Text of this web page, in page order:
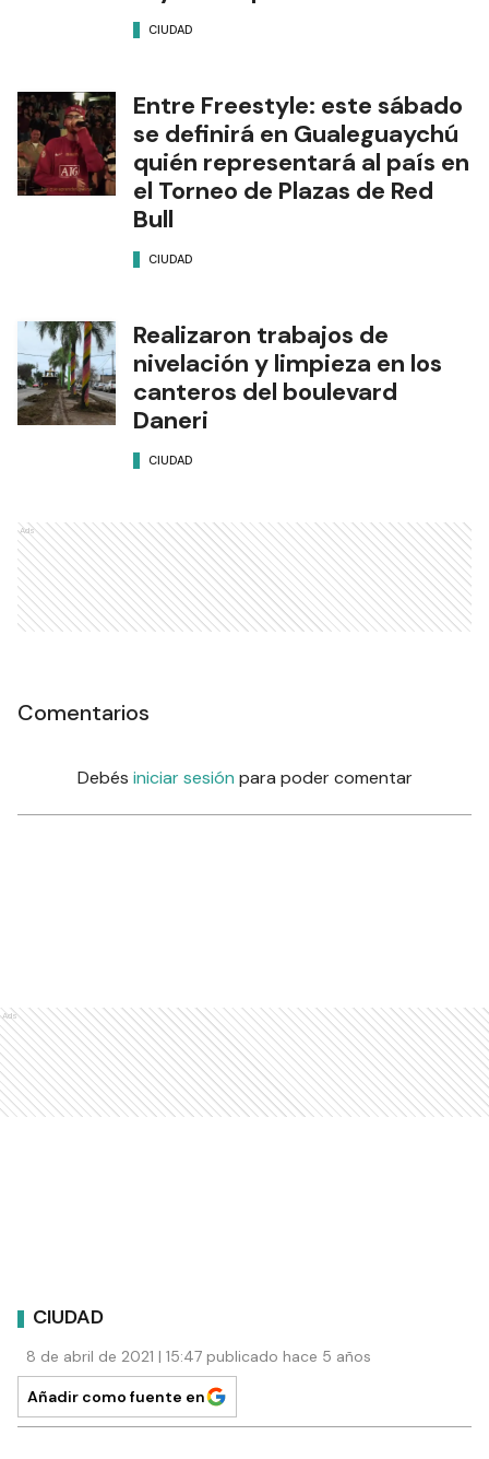
CIUDAD
Entre Freestyle: este sábado
se definirá en Gualeguaychú
quién representará al país en
el Torneo de Plazas de Red
Bull
CIUDAD
Realizaron trabajos de
nivelación y limpieza en los
canteros del boulevard
Daneri
CIUDAD
Ads
Comentarios
Debés iniciar sesión para poder comentar
Ads
CIUDAD
8 de abril de 2021 | 15:47 publicado hace 5 años
Añadir como fuente en